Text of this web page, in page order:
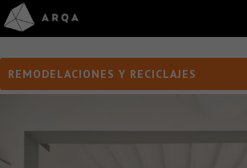
REMODELACIONES Y RECICLAJES